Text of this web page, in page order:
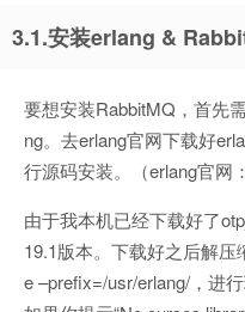
3.1.安装erlang &
要想安装RabbitMQ，首先
ng。去erlang官网下载好
行源码安装。（erlang官网：
由于我本机已经下载好了
19.1版本。下载好之后解
e –prefix=/usr/erlang/，进